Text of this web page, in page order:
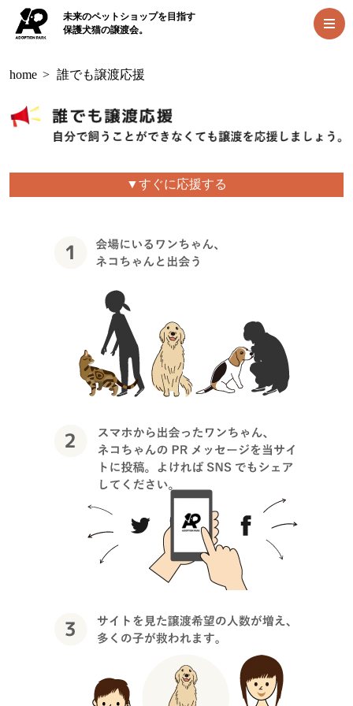
未来のペットショップを目指す
保護犬猫の譲渡会。
home > 誰でも譲渡応援
▼すぐに応援する